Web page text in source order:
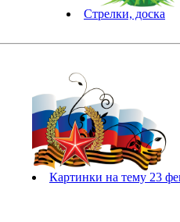
Стрелки, доска
Картинки на тему 23